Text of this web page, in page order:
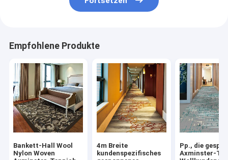
Empfohlene Produkte
Bankett-Hall Wool
Nylon Woven
4m Breite
kundenspezifisches
Pp., die
Axminster-